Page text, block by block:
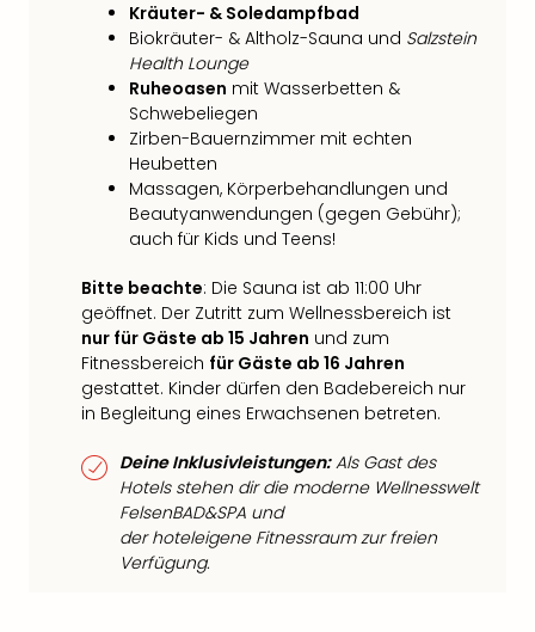
Kräuter- & Soledampfbad
Biokräuter- & Altholz-Sauna und Salzstein
Health Lounge
Ruheoasen mit Wasserbetten &
Schwebeliegen
Zirben-Bauernzimmer mit echten
Heubetten
Massagen, Körperbehandlungen und
Beautyanwendungen (gegen Gebühr);
auch für Kids und Teens!
Bitte beachte: Die Sauna ist ab 11:00 Uhr
geöffnet. Der Zutritt zum Wellnessbereich ist
nur für Gäste ab 15 Jahren und zum
Fitnessbereich für Gäste ab 16 Jahren
gestattet. Kinder dürfen den Badebereich nur
in Begleitung eines Erwachsenen betreten.
Deine Inklusivleistungen:Als Gast des
Hotels stehen dir die moderne Wellnesswelt
FelsenBAD&SPA und
der hoteleigene Fitnessraum zur freien
Verfügung.